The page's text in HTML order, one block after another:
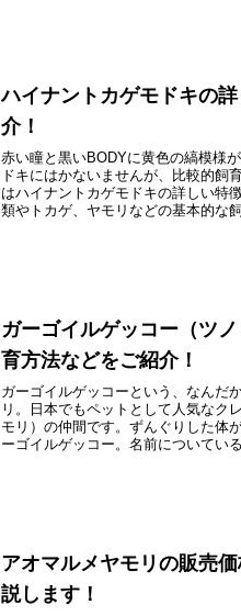
ハイナントカゲモドキの
介！
赤い瞳と黒いBODYに黄色の縞模様
ドキにはかないませんが、比較的飼
はハイナントカゲモドキの詳しい特
類やトカゲ、ヤモリなどの基本的な飼
ガーゴイルゲッコー（ツ
育方法などをご紹介！
ガーゴイルゲッコーという、なんだ
リ。日本でもペットとして人気なク
モリ）の仲間です。ずんぐりした体
ーゴイルゲッコー。名前についてい
アオマルメヤモリの販売
説します！